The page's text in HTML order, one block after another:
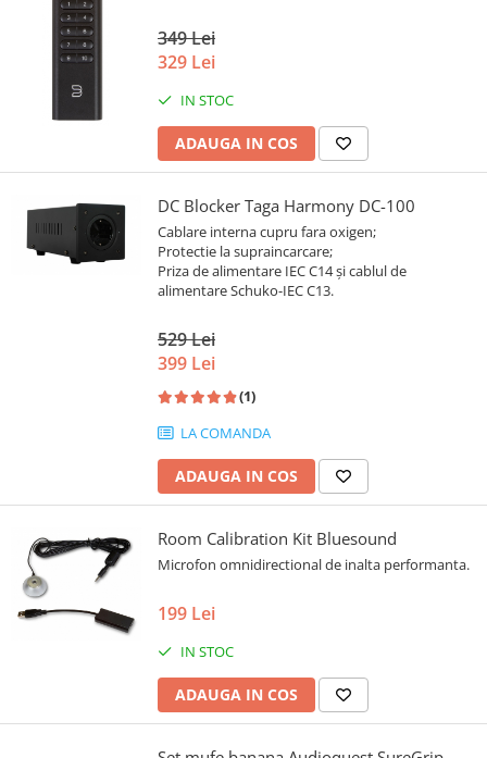
349 Lei
329 Lei
IN STOC
ADAUGA IN COS
DC Blocker Taga Harmony DC-100
Cablare interna cupru fara oxigen;
Protectie la supraincarcare;
Priza de alimentare IEC C14 și cablul de
alimentare Schuko-IEC C13.
529 Lei
399 Lei
(1)
LA COMANDA
ADAUGA IN COS
Room Calibration Kit Bluesound
Microfon omnidirectional de inalta performanta.
199 Lei
IN STOC
ADAUGA IN COS